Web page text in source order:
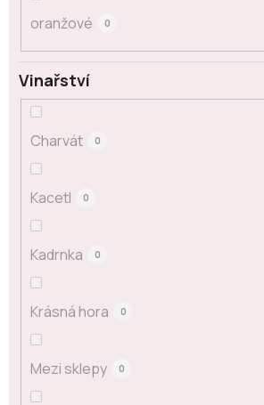
oranžové 0
Vinařství
Charvát 0
Kacetl 0
Kadrnka 0
Krásná hora 0
Mezi sklepy 0